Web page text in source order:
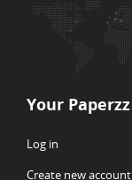
Your Paperzz
Log in
Create new account